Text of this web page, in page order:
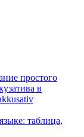
простого
в
таблица,